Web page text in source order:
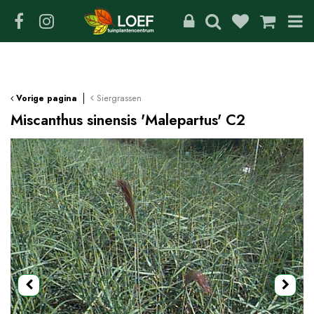
Vorige pagina Siergrassen
Miscanthus sinensis 'Malepartus' C2